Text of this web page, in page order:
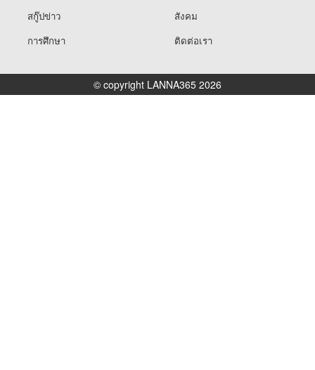
สกู๊ปข่าว
สังคม
การศึกษา
ติดต่อเรา
© copyright LANNA365 2026